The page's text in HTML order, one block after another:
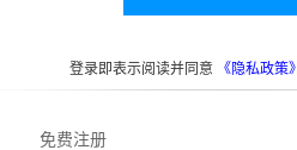
登录即表示阅读并同意 《隐私政策》
免费注册